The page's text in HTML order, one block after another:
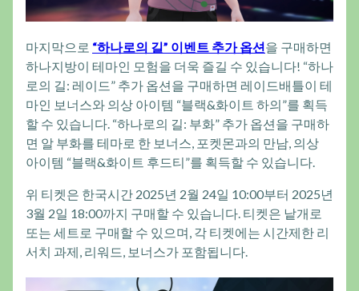
마지막으로 “하나로의 길” 이벤트 추가 옵션을 구매하면
하나지방이 테마인 모험을 더욱 즐길 수 있습니다! “하나
로의 길: 레이드” 추가 옵션을 구매하면 레이드배틀이 테
마인 보너스와 의상 아이템 “블랙&화이트 하의”를 획득
할 수 있습니다. “하나로의 길: 부화” 추가 옵션을 구매하
면 알 부화를 테마로 한 보너스, 포켓몬과의 만남, 의상
아이템 “블랙&화이트 후드티”를 획득할 수 있습니다.
위 티켓은 한국시간 2025년 2월 24일 10:00부터 2025년
3월 2일 18:00까지 구매할 수 있습니다. 티켓은 낱개로
또는 세트로 구매할 수 있으며, 각 티켓에는 시간제한 리
서치 과제, 리워드, 보너스가 포함됩니다.